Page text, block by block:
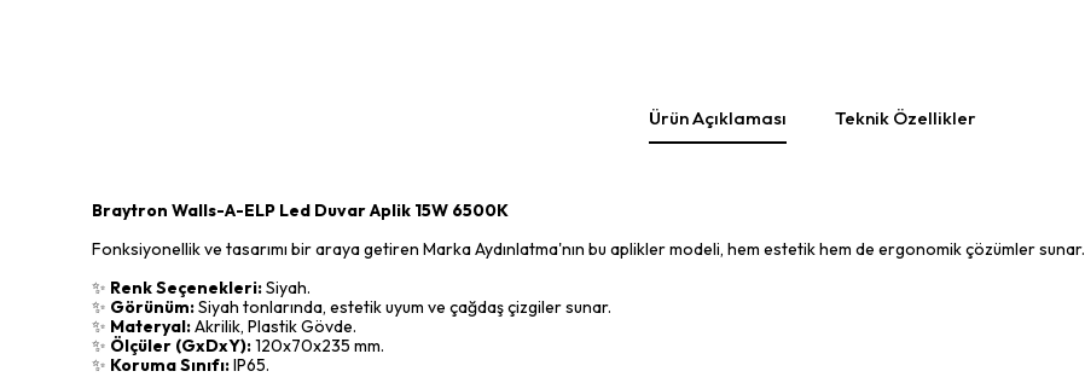
Ürün Açıklaması Teknik Özellikler
Braytron Walls-A-ELP Led Duvar Aplik 15W 6500K
Fonksiyonellik ve tasarımı bir araya getiren Marka Aydınlatma'nın bu aplikler modeli, hem estetik hem de ergonomik çözümler sunar.
✨ Renk Seçenekleri:Siyah.
✨ Görünüm:Siyah tonlarında, estetik uyum ve çağdaş çizgiler sunar.
✨ Materyal:Akrilik, Plastik Gövde.
✨ Ölçüler (GxDxY):120x70x235 mm.
✨ Koruma Sınıfı:IP65.